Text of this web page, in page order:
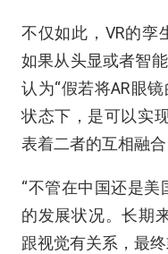
不仅如此，VR的孪
如果从头显或者智
认为“假若将AR眼
状态下，是可以实
表着二者的互相融
“不管在中国还是美
的发展状况。长期
跟视觉有关系，最